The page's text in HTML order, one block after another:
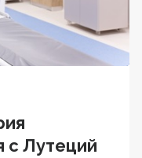
с Лутеций